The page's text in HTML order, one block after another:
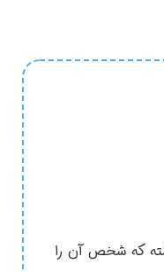
که شخص آن را